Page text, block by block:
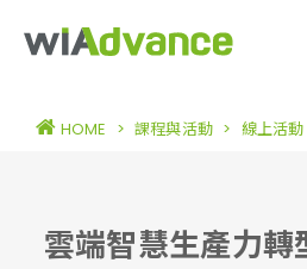
HOME > 課程與活動 > 線上活動
雲端智慧生產力轉